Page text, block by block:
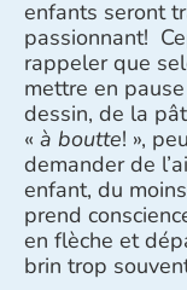
enfants seront
passionnant!
rappeler que
mettre en
dessin, de la
« à boutte! »,
demander de
enfant, du
prend
en flèche et
brin trop